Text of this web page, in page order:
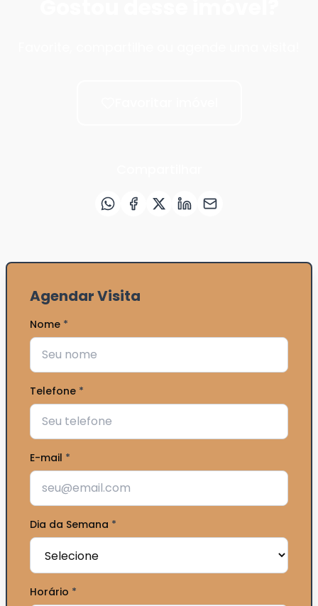
Agendar Visita
Nome *
Telefone *
E-mail *
Dia da Semana *
Horário *